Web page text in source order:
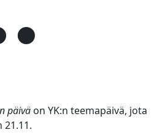
päivä on YK:n teemapäivä, jota
21.11.